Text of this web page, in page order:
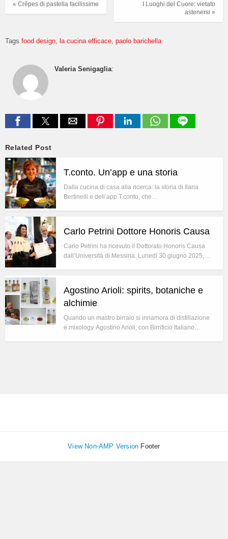
I Luoghi del Cuore: vietato
astenersi »
« Crêpes di pastella facilissime
Tags food design la cucina efficace paolo barichella
Valeria Senigaglia:
Related Post
T.conto. Un’app e una storia
Dalla cucina di casa alla ricerca: la storia di Ilaria
Bertinelli e dell’app T.conto, che…
Carlo Petrini Dottore Honoris Causa
Carlo Petrini ha ricevuto il Dottorato Honoris Causa
dall’Università di Messina. Lunedì 30 giugno 2025,…
Agostino Arioli: spirits, botaniche e
alchimie
Quando un mastro birraio si innamora di distillazione
e mixology. Agostino Arioli, con Birrificio Italiano…
View Non-AMP Version Footer